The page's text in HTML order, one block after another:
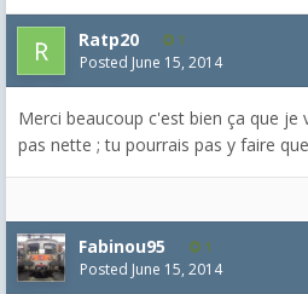
Ratp20 1
Posted June 15, 2014
Merci beaucoup c'est bien ça que je
pas nette ; tu pourrais pas y faire
Fabinou95 1
Posted June 15, 2014